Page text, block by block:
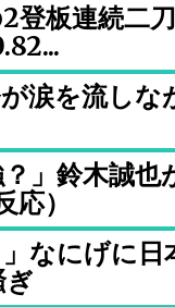
登板連続二
涙を流し
」鈴木誠
）
なにげに